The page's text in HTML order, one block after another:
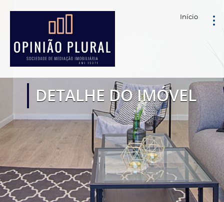
Início
DETALHE DO IMÓVEL